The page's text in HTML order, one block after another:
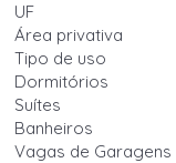
UF
Área privativa
Tipo de uso
Dormitórios
Suítes
Banheiros
Vagas de Garagens